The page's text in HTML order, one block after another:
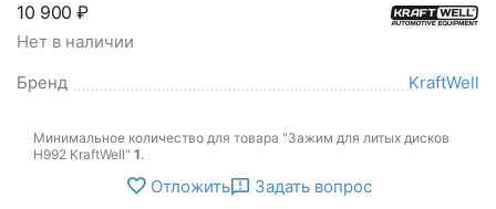
10 900 ₽
Нет в наличии
Бренд
KraftWell
Минимальное количество для товара "Зажим для литых дисков
H992 KraftWell" 1.
Отложить Задать вопрос